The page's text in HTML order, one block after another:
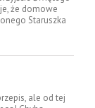
że domowe
Staruszka
ale od tej